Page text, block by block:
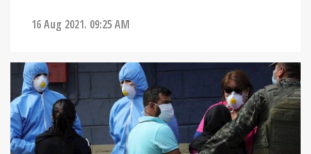
16 Aug 2021. 09:25 AM